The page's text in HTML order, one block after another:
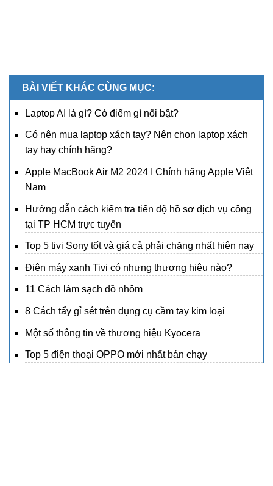
BÀI VIẾT KHÁC CÙNG MỤC:
Laptop AI là gì? Có điểm gì nổi bật?
Có nên mua laptop xách tay? Nên chọn laptop xách
tay hay chính hãng?
Apple MacBook Air M2 2024 I Chính hãng Apple Việt
Nam
Hướng dẫn cách kiểm tra tiến độ hồ sơ dịch vụ công
tại TP HCM trực tuyến
Top 5 tivi Sony tốt và giá cả phải chăng nhất hiện nay
Điện máy xanh Tivi có nhưng thương hiệu nào?
11 Cách làm sạch đồ nhôm
8 Cách tẩy gỉ sét trên dụng cụ cầm tay kim loại
Một số thông tin về thương hiệu Kyocera
Top 5 điện thoại OPPO mới nhất bán chạy